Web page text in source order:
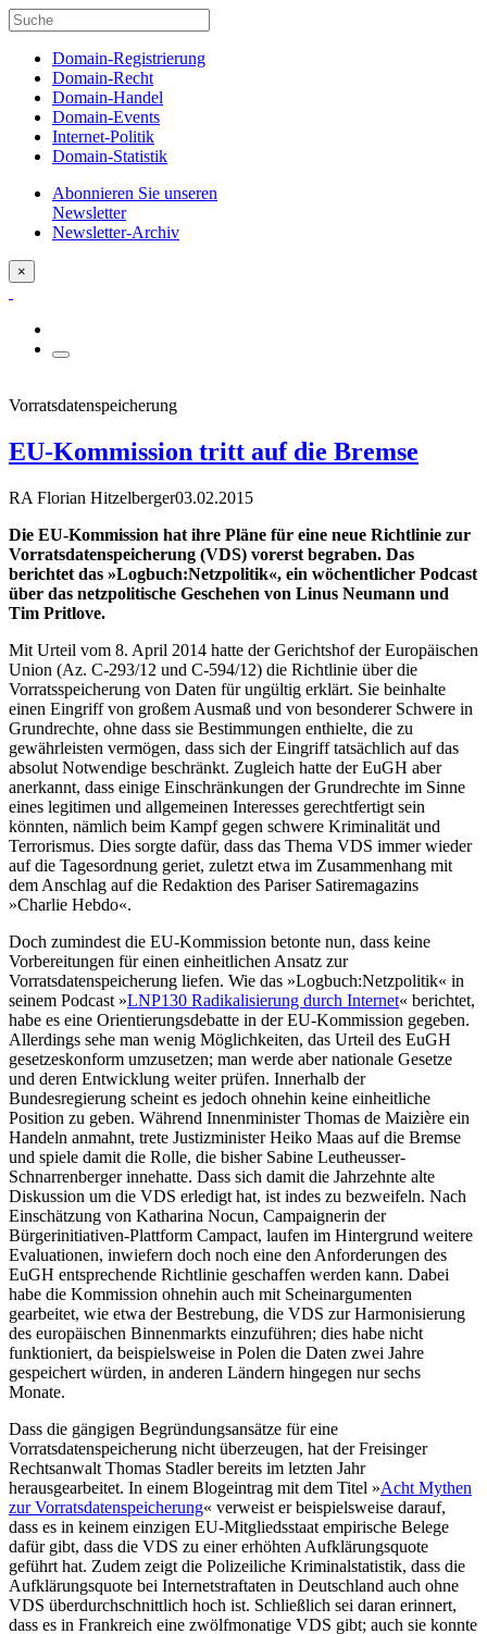
Domain-Registrierung
Domain-Recht
Domain-Handel
Domain-Events
Internet-Politik
Domain-Statistik
Abonnieren Sie unseren
Newsletter
Newsletter-Archiv
×
Vorratsdatenspeicherung
EU-Kommission tritt auf die Bremse
RA Florian Hitzelberger03.02.2015
Die EU-Kommission hat ihre Pläne für eine neue Richtlinie zur
Vorratsdatenspeicherung (VDS) vorerst begraben. Das
berichtet das »Logbuch:Netzpolitik«, ein wöchentlicher Podcast
über das netzpolitische Geschehen von Linus Neumann und
Tim Pritlove.
Mit Urteil vom 8. April 2014 hatte der Gerichtshof der Europäischen
Union (Az. C-293/12 und C-594/12) die Richtlinie über die
Vorratsspeicherung von Daten für ungültig erklärt. Sie beinhalte
einen Eingriff von großem Ausmaß und von besonderer Schwere in
Grundrechte, ohne dass sie Bestimmungen enthielte, die zu
gewährleisten vermögen, dass sich der Eingriff tatsächlich auf das
absolut Notwendige beschränkt. Zugleich hatte der EuGH aber
anerkannt, dass einige Einschränkungen der Grundrechte im Sinne
eines legitimen und allgemeinen Interesses gerechtfertigt sein
könnten, nämlich beim Kampf gegen schwere Kriminalität und
Terrorismus. Dies sorgte dafür, dass das Thema VDS immer wieder
auf die Tagesordnung geriet, zuletzt etwa im Zusammenhang mit
dem Anschlag auf die Redaktion des Pariser Satiremagazins
»Charlie Hebdo«.
Doch zumindest die EU-Kommission betonte nun, dass keine
Vorbereitungen für einen einheitlichen Ansatz zur
Vorratsdatenspeicherung liefen. Wie das »Logbuch:Netzpolitik« in
seinem Podcast »LNP130 Radikalisierung durch Internet« berichtet,
habe es eine Orientierungsdebatte in der EU-Kommission gegeben.
Allerdings sehe man wenig Möglichkeiten, das Urteil des EuGH
gesetzeskonform umzusetzen; man werde aber nationale Gesetze
und deren Entwicklung weiter prüfen. Innerhalb der
Bundesregierung scheint es jedoch ohnehin keine einheitliche
Position zu geben. Während Innenminister Thomas de Maizière ein
Handeln anmahnt, trete Justizminister Heiko Maas auf die Bremse
und spiele damit die Rolle, die bisher Sabine Leutheusser-
Schnarrenberger innehatte. Dass sich damit die Jahrzehnte alte
Diskussion um die VDS erledigt hat, ist indes zu bezweifeln. Nach
Einschätzung von Katharina Nocun, Campaignerin der
Bürgerinitiativen-Plattform Campact, laufen im Hintergrund weitere
Evaluationen, inwiefern doch noch eine den Anforderungen des
EuGH entsprechende Richtlinie geschaffen werden kann. Dabei
habe die Kommission ohnehin auch mit Scheinargumenten
gearbeitet, wie etwa der Bestrebung, die VDS zur Harmonisierung
des europäischen Binnenmarkts einzuführen; dies habe nicht
funktioniert, da beispielsweise in Polen die Daten zwei Jahre
gespeichert würden, in anderen Ländern hingegen nur sechs
Monate.
Dass die gängigen Begründungsansätze für eine
Vorratsdatenspeicherung nicht überzeugen, hat der Freisinger
Rechtsanwalt Thomas Stadler bereits im letzten Jahr
herausgearbeitet. In einem Blogeintrag mit dem Titel »Acht Mythen
zur Vorratsdatenspeicherung« verweist er beispielsweise darauf,
dass es in keinem einzigen EU-Mitgliedsstaat empirische Belege
dafür gibt, dass die VDS zu einer erhöhten Aufklärungsquote
geführt hat. Zudem zeigt die Polizeiliche Kriminalstatistik, dass die
Aufklärungsquote bei Internetstraftaten in Deutschland auch ohne
VDS überdurchschnittlich hoch ist. Schließlich sei daran erinnert,
dass es in Frankreich eine zwölfmonatige VDS gibt; auch sie konnte